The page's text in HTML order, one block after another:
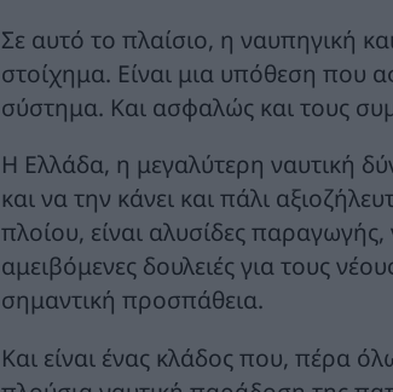
Σε αυτό το πλαίσιο, η ναυπηγική
στοίχημα. Είναι μια υπόθεση που
σύστημα. Και ασφαλώς και τους
Η Ελλάδα, η μεγαλύτερη ναυτική
και να την κάνει και πάλι
πλοίου, είναι αλυσίδες
αμειβόμενες δουλειές για τους
σημαντική προσπάθεια.
Και είναι ένας κλάδος που, πέρα